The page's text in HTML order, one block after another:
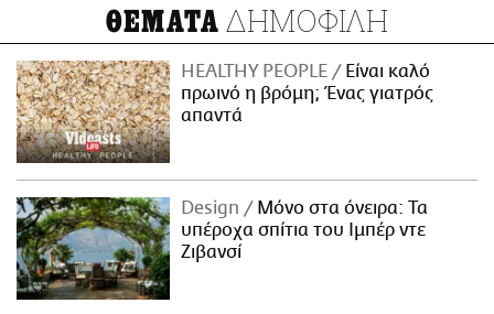
ΘΕΜΑΤΑ ΔΗΜΟΦΙΛΗ
HEALTHY PEOPLE
Είναι καλό
πρωινό η βρόμη; Ένας γιατρός
απαντά
Design
Μόνο στα όνειρα: Τα
υπέροχα σπίτια του Ιμπέρ ντε
Ζιβανσί